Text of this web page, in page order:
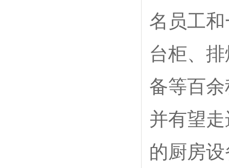
名员工
台柜、
备等百
并有望
的厨房